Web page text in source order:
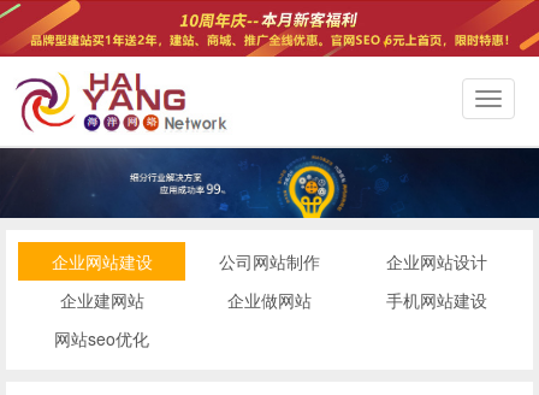
切
换
导
企业网站建设 公司网站制作
企业网站设计
企业建网站
企业做网站
手机网站建设
网站seo优化